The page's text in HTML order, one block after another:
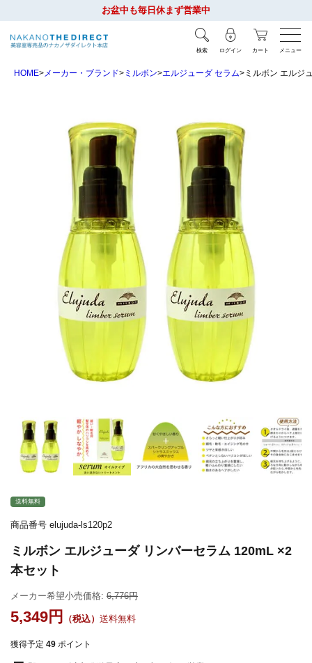
お盆中も毎日休まず営業中
検索 ログイン カート メニュー
HOME メーカー・ブランド ミルボン エルジューダ セラム ミルボン エルジ
送料無料
商品番号 elujuda-ls120p2
ミルボン エルジューダ リンバーセラム 120mL ×2
本セット
メーカー希望小売価格: 6,776
5,349 送料無料
獲得予定 49 ポイント